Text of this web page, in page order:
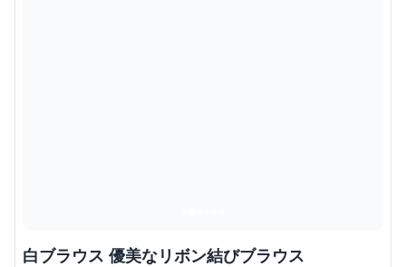
白ブラウス 優美なリボン結びブラウス